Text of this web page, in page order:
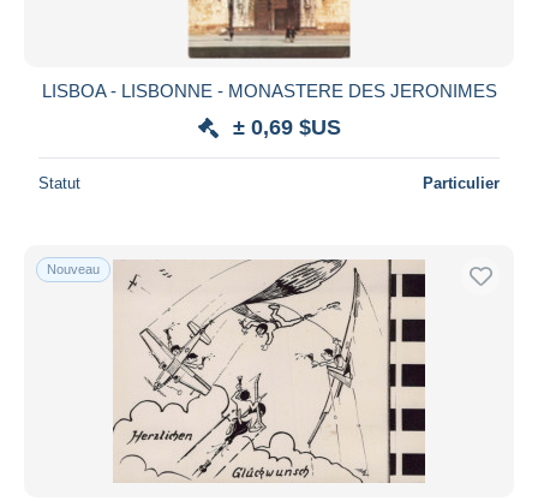
LISBOA - LISBONNE - MONASTERE DES JERONIMES
± 0,69 $US
Statut Particulier
Nouveau